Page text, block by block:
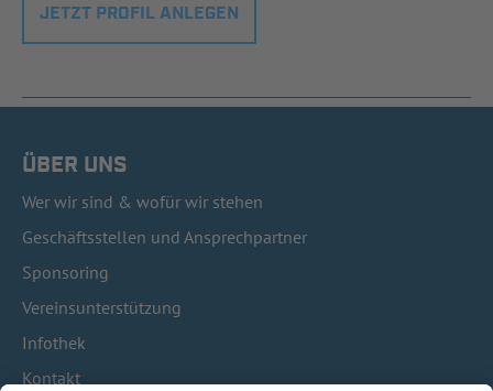
JETZT PROFIL ANLEGEN
ÜBER UNS
Wer wir sind & wofür wir stehen
Geschäftsstellen und Ansprechpartner
Sponsoring
Vereinsunterstützung
Infothek
Kontakt